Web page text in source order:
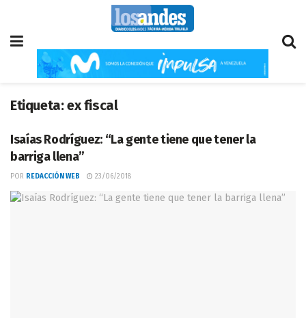
Etiqueta:ex fiscal
Isaías Rodríguez: “La gente tiene que tener la
barriga llena”
POR REDACCIÓN WEB 23/06/2018